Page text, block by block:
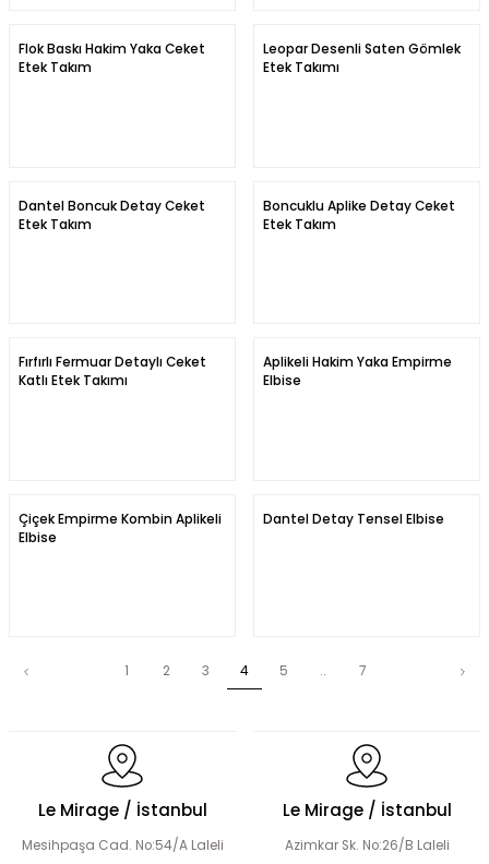
Flok Baskı Hakim Yaka Ceket
Etek Takım
Leopar Desenli Saten Gömlek
Etek Takımı
Dantel Boncuk Detay Ceket
Etek Takım
Boncuklu Aplike Detay Ceket
Etek Takım
Fırfırlı Fermuar Detaylı Ceket
Katlı Etek Takımı
Aplikeli Hakim Yaka Empirme
Elbise
Çiçek Empirme Kombin Aplikeli
Elbise
Dantel Detay Tensel Elbise
1 2 3 4 5 .. 7
Le Mirage / İstanbul
Mesihpaşa Cad. No:54/A Laleli
Le Mirage / İstanbul
Azimkar Sk. No:26/B Laleli